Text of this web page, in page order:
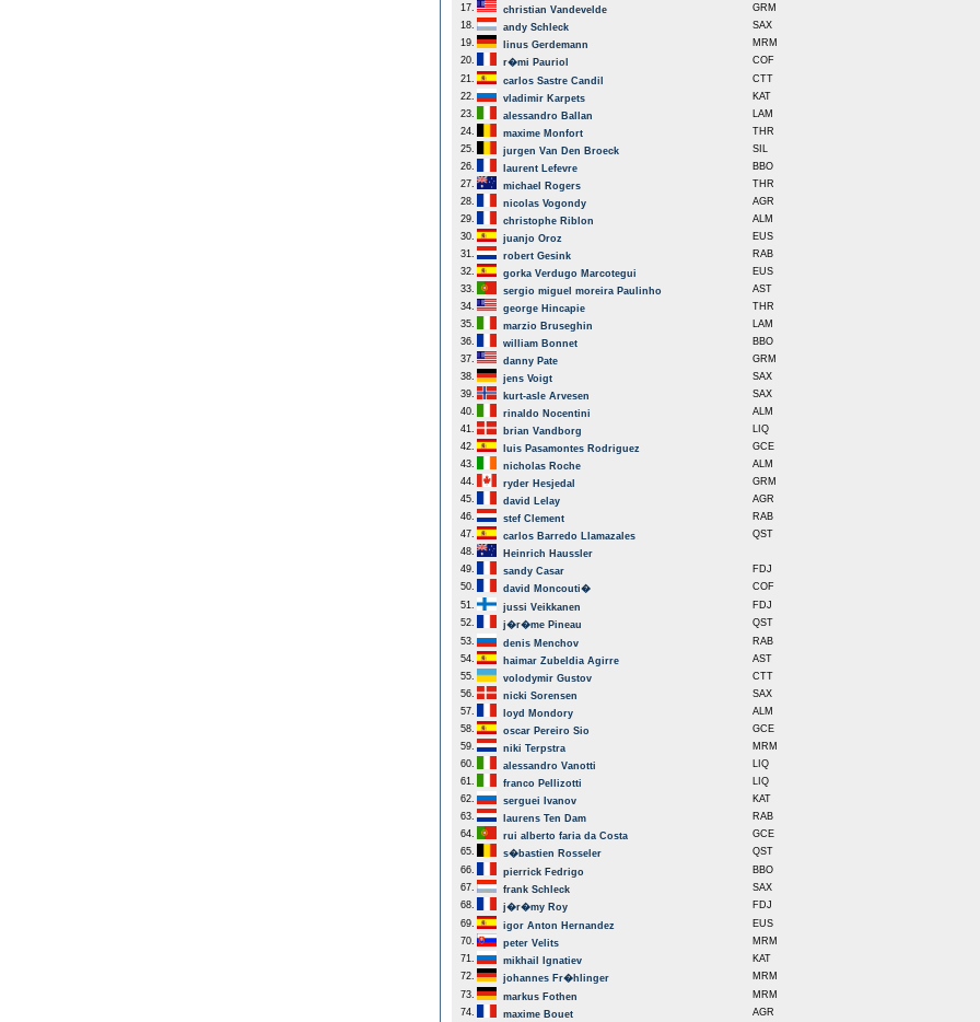
17.
christian Vandevelde GRM
18.
andy Schleck SAX
19.
linus Gerdemann MRM
20.
r�mi Pauriol COF
21.
carlos Sastre Candil CTT
22.
vladimir Karpets KAT
23.
alessandro Ballan LAM
24.
maxime Monfort THR
25.
jurgen Van Den Broeck SIL
26.
laurent Lefevre BBO
27.
michael Rogers THR
28.
nicolas Vogondy AGR
29.
christophe Riblon ALM
30.
juanjo Oroz EUS
31.
robert Gesink RAB
32.
gorka Verdugo Marcotegui EUS
33.
sergio miguel moreira Paulinho AST
34.
george Hincapie THR
35.
marzio Bruseghin LAM
36.
william Bonnet BBO
37.
danny Pate GRM
38.
jens Voigt SAX
39.
kurt-asle Arvesen SAX
40.
rinaldo Nocentini ALM
41.
brian Vandborg LIQ
42.
luis Pasamontes Rodriguez GCE
43.
nicholas Roche ALM
44.
ryder Hesjedal GRM
45.
david Lelay AGR
46.
stef Clement RAB
47.
carlos Barredo Llamazales QST
48.
Heinrich Haussler
49.
sandy Casar FDJ
50.
david Moncouti� COF
51.
jussi Veikkanen FDJ
52.
j�r�me Pineau QST
53.
denis Menchov RAB
54.
haimar Zubeldia Agirre AST
55.
volodymir Gustov CTT
56.
nicki Sorensen SAX
57.
loyd Mondory ALM
58.
oscar Pereiro Sio GCE
59.
niki Terpstra MRM
60.
alessandro Vanotti LIQ
61.
franco Pellizotti LIQ
62.
serguei Ivanov KAT
63.
laurens Ten Dam RAB
64.
rui alberto faria da Costa GCE
65.
s�bastien Rosseler QST
66.
pierrick Fedrigo BBO
67.
frank Schleck SAX
68.
j�r�my Roy FDJ
69.
igor Anton Hernandez EUS
70.
peter Velits MRM
71.
mikhail Ignatiev KAT
72.
johannes Fr�hlinger MRM
73.
markus Fothen MRM
74.
maxime Bouet AGR